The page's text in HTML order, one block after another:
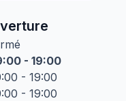
- 19:00
- 19:00
- 19:00